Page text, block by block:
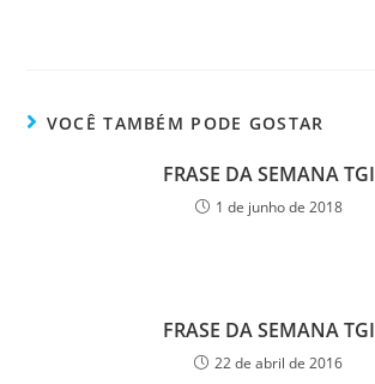
VOCÊ TAMBÉM PODE GOSTAR
FRASE DA SEMANA TGI
1 de junho de 2018
FRASE DA SEMANA TGI
22 de abril de 2016